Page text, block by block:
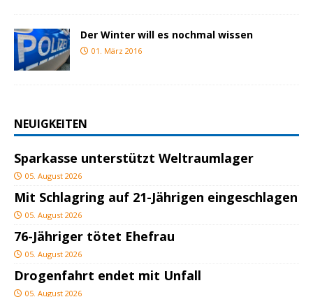
Der Winter will es nochmal wissen
01. März 2016
NEUIGKEITEN
Sparkasse unterstützt Weltraumlager
05. August 2026
Mit Schlagring auf 21-Jährigen eingeschlagen
05. August 2026
76-Jähriger tötet Ehefrau
05. August 2026
Drogenfahrt endet mit Unfall
05. August 2026